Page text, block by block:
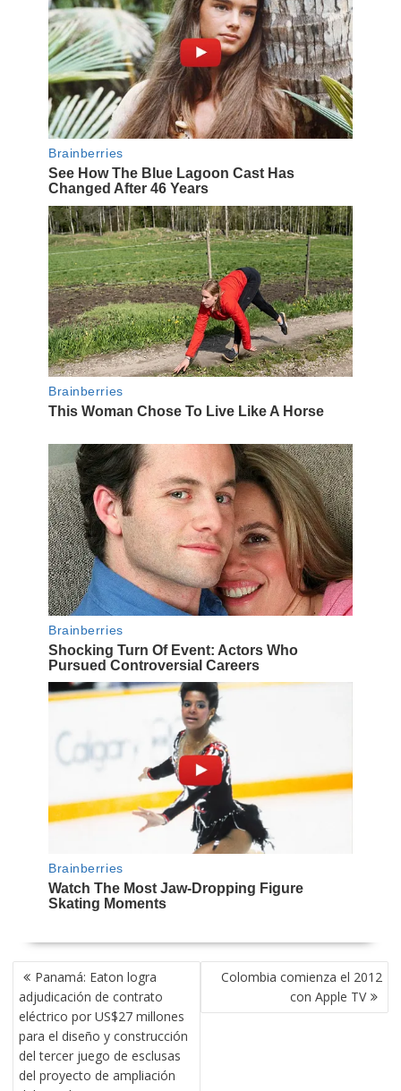
NAVEGACIÓN
DE
ENTRADAS
Panamá: Eaton logra
adjudicación de contrato
eléctrico por US$27 millones
para el diseño y construcción
del tercer juego de esclusas
del proyecto de ampliación
Colombia comienza el 2012
con Apple TV